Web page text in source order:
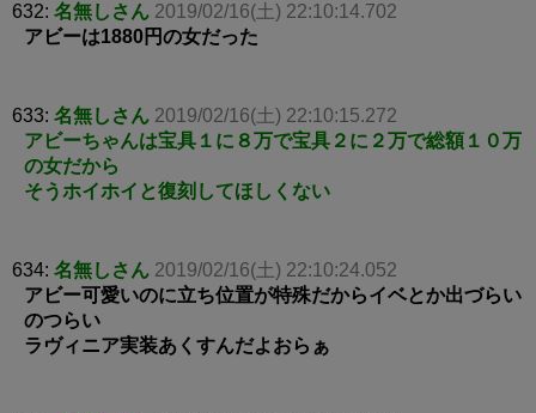
632: 名無しさん 2019/02/16(土) 22:10:14.702
アビーは1880円の女だった
633: 名無しさん 2019/02/16(土) 22:10:15.272
アビーちゃんは宝具１に８万で宝具２に２万で総額１０万
の女だから
そうホイホイと復刻してほしくない
634: 名無しさん 2019/02/16(土) 22:10:24.052
アビー可愛いのに立ち位置が特殊だからイベとか出づらい
のつらい
ラヴィニア実装あくすんだよおらぁ